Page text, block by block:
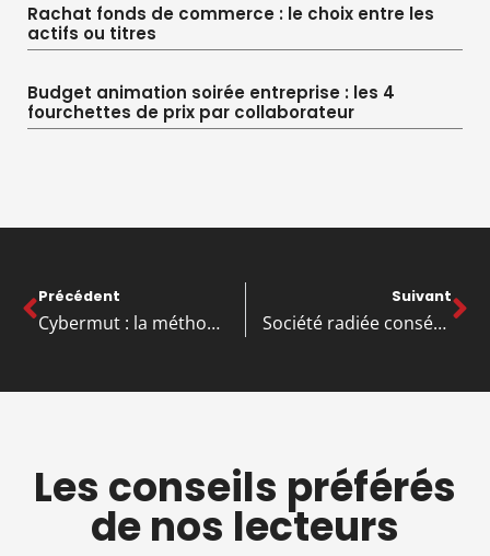
Rachat fonds de commerce : le choix entre les
actifs ou titres
Budget animation soirée entreprise : les 4
fourchettes de prix par collaborateur
Précédent
Cybermut : la méthode pour sécuriser vos accès et vos comptes bancaires
Suivant
Société radiée conséquence : le gérant est-il responsable des dettes de l’entreprise ?
Les conseils préférés
de nos lecteurs